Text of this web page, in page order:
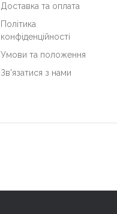
Доставка та оплата
Політика
конфіденційності
Умови та положення
Зв'язатися з нами